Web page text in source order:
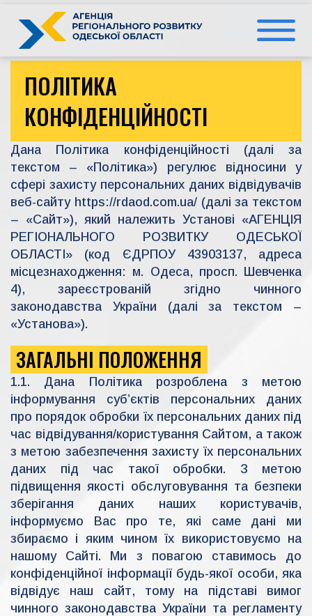
вмісту
ПОЛІТИКА
КОНФІДЕНЦІЙНОСТІ
Дана Політика конфіденційності (далі за
текстом – «Політика») регулює відносини у
сфері захисту персональних даних відвідувачів
веб-сайту https://rdaod.com.ua/ (далі за текстом
– «Сайт»), який належить Установі «АГЕНЦІЯ
РЕГІОНАЛЬНОГО РОЗВИТКУ ОДЕСЬКОЇ
ОБЛАСТІ» (код ЄДРПОУ 43903137, адреса
місцезнаходження: м. Одеса, просп. Шевченка
4), зареєстрованій згідно чинного
законодавства України (далі за текстом –
«Установа»).
ЗАГАЛЬНІ ПОЛОЖЕННЯ
1.1. Дана Політика розроблена з метою
інформування суб’єктів персональних даних
про порядок обробки їх персональних даних під
час відвідування/користування Сайтом, а також
з метою забезпечення захисту їх персональних
даних під час такої обробки. З метою
підвищення якості обслуговування та безпеки
зберігання даних наших користувачів,
інформуємо Вас про те, які саме дані ми
збираємо і яким чином їх використовуємо на
нашому Сайті. Ми з повагою ставимось до
конфіденційної інформації будь-якої особи, яка
відвідує наш сайт, тому на підставі вимог
чинного законодавства України та регламенту